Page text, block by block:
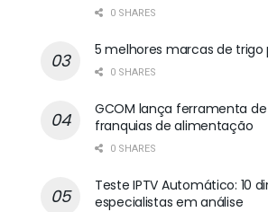
0 SHARES
5 melhores marcas de trigo
0 SHARES
GCOM lança ferramenta de
franquias de alimentação
0 SHARES
Teste IPTV Automático: 10
especialistas em análise